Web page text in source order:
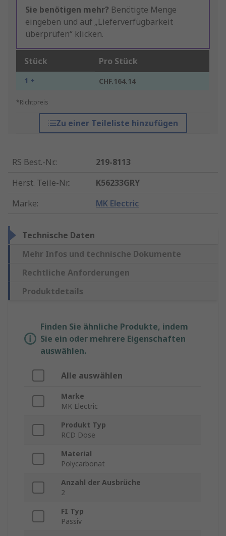
Sie benötigen mehr? Benötigte Menge
eingeben und auf „Lieferverfügbarkeit
überprüfen“ klicken.
Stück Pro Stück
1 + CHF.164.14
*Richtpreis
Zu einer Teileliste hinzufügen
RS Best.-Nr.:
219-8113
Herst. Teile-Nr.:
K56233GRY
Marke: MK Electric
Technische Daten
Mehr Infos und technische Dokumente
Rechtliche Anforderungen
Produktdetails
Finden Sie ähnliche Produkte, indem
Sie ein oder mehrere Eigenschaften
auswählen.
Alle auswählen
Marke
MK Electric
Produkt Typ
RCD Dose
Material
Polycarbonat
Anzahl der Ausbrüche
2
FI Typ
Passiv